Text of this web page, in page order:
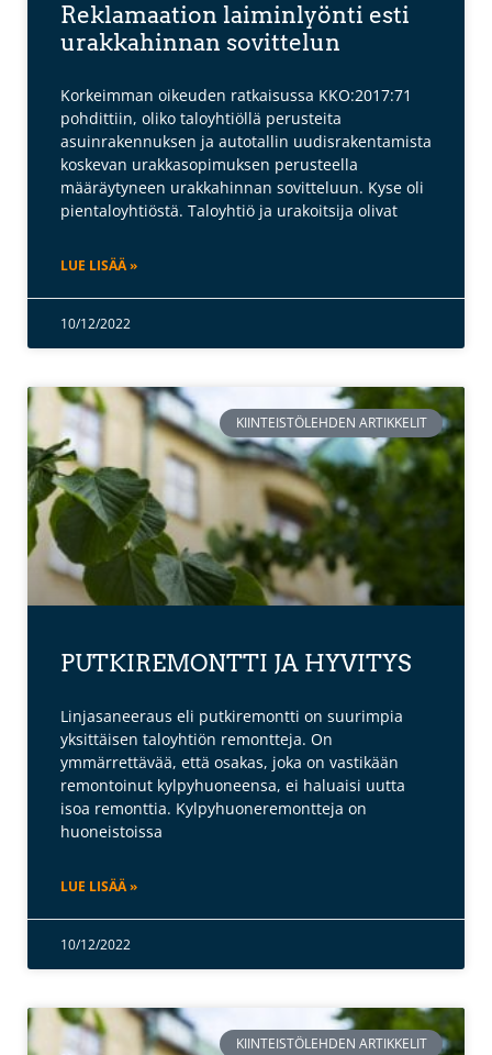
Reklamaation laiminlyönti esti
urakkahinnan sovittelun
Korkeimman oikeuden ratkaisussa KKO:2017:71
pohdittiin, oliko taloyhtiöllä perusteita
asuinrakennuksen ja autotallin uudisrakentamista
koskevan urakkasopimuksen perusteella
määräytyneen urakkahinnan sovitteluun. Kyse oli
pientaloyhtiöstä. Taloyhtiö ja urakoitsija olivat
LUE LISÄÄ »
10/12/2022
KIINTEISTÖLEHDEN ARTIKKELIT
PUTKIREMONTTI JA HYVITYS
Linjasaneeraus eli putkiremontti on suurimpia
yksittäisen taloyhtiön remontteja. On
ymmärrettävää, että osakas, joka on vastikään
remontoinut kylpyhuoneensa, ei haluaisi uutta
isoa remonttia. Kylpyhuoneremontteja on
huoneistoissa
LUE LISÄÄ »
10/12/2022
KIINTEISTÖLEHDEN ARTIKKELIT